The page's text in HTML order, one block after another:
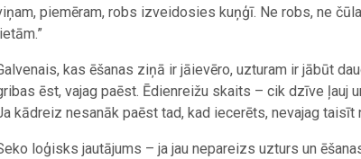
piemēram, robs izveidosies kuņģī. Ne robs, ne
kas ēšanas ziņā ir jāievēro, uzturam ir jābūt
ēst, vajag paēst. Ēdienreižu skaits – cik dzīve ļauj
kādreiz nesanāk paēst tad, kad iecerēts, nevajag taisīt
loģisks jautājums – ja jau nepareizs uzturs un